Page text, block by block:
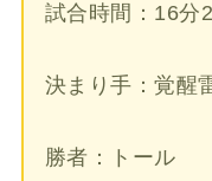
試合時間：16分
決まり手：覚醒
勝者：トール